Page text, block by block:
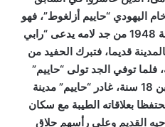
اليهودي “حاييم أزلغوط”، فهو
من مواليد مدينة الصويرة في سنة 1948 من جد لامه يدعى “رابي
قديما، فتبرك الحفيد من
توفي الجد تولى “حاييم”
بالإشراف على هذه المهمة وهو ابن 18 سنة، غادر “حاييم” مدينة
بعلاقاته الطيبة مع سكان
القديم وعلى رأسهم حلاق